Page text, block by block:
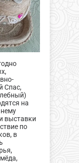
Спас,
на
выставки
по
в